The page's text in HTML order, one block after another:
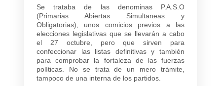
Se trataba de las denominas P.A.S.O
(Primarias Abiertas Simultaneas y
Obligatorias), unos comicios previos a las
elecciones legislativas que se llevarán a cabo
el 27 octubre, pero que sirven para
confeccionar las listas definitivas y también
para comprobar la fortaleza de las fuerzas
políticas. No se trata de un mero trámite,
tampoco de una interna de los partidos.